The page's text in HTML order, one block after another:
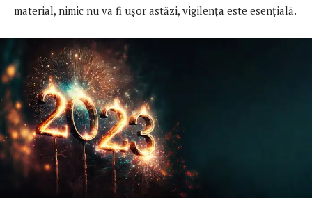
material, nimic nu va fi ușor astăzi, vigilența este esențială.